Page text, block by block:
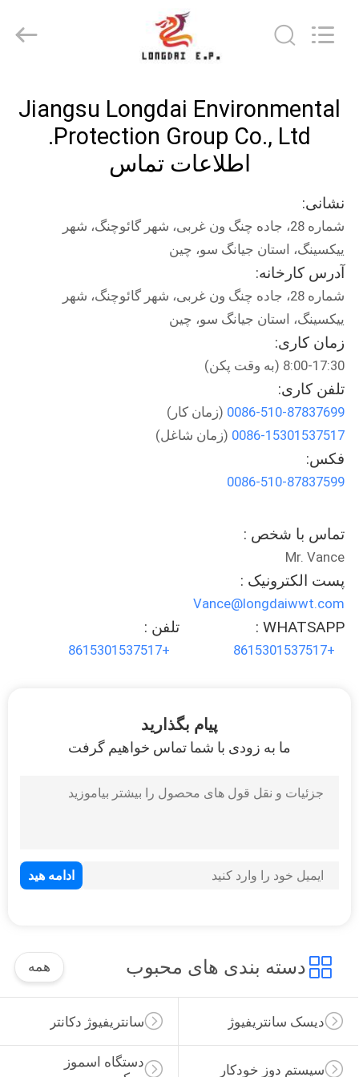
محصولات
نمایش
VR
درباره
ما
تور
کارخانه
کنترل
اخبار
پرونده
ها
نقشه
حریم
Jiangsu Longdai Environmental
Protection Group Co., Ltd.
اطلاعات تماس
نشانی:
شماره 28، جاده چنگ ون غربی، شهر گائوچنگ، شهر
ییکسینگ، استان جیانگ سو، چین
آدرس کارخانه:
شماره 28، جاده چنگ ون غربی، شهر گائوچنگ، شهر
ییکسینگ، استان جیانگ سو، چین
زمان کاری:
8:00-17:30 (به وقت پکن)
تلفن کاری:
0086-510-87837699 (زمان کار)
0086-15301537517 (زمان شاغل)
فکس:
0086-510-87837599
تماس با شخص :
Mr. Vance
پست الکترونیک :
Vance@longdaiwwt.com
تلفن :
+8615301537517
WHATSAPP :
+8615301537517
پیام بگذارید
ما به زودی با شما تماس خواهیم گرفت
دسته بندی های محبوب همه
سانتریفیوژ دکانتر دیسک سانتریفیوژ
دستگاه اسموز
سیستم دوز خودکار